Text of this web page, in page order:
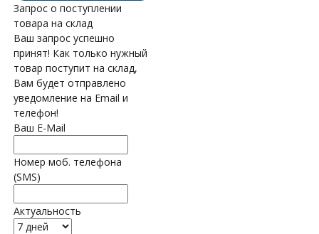
Запрос о поступлении
товара на склад
Ваш запрос успешно
принят! Как только нужный
товар поступит на склад,
Вам будет отправлено
уведомление на Email и
телефон!
Ваш E-Mail
Номер моб. телефона
(SMS)
Актуальность